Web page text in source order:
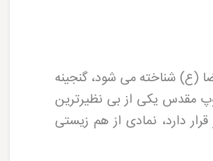
(ع) شناخته می شود، گنجینه
مقدس یکی از بی نظیرترین
دارد، نمادی از هم زیستی
تفریحات مشهد